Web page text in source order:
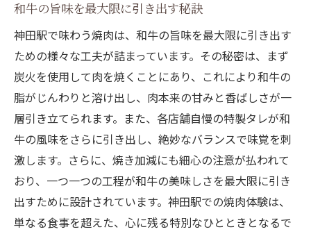
和牛の旨味を最大限に引き出す秘訣
神田駅で味わう焼肉は、和牛の旨味を最大限に引き出す
ための様々な工夫が詰まっています。その秘密は、まず
炭火を使用して肉を焼くことにあり、これにより和牛の
脂がじんわりと溶け出し、肉本来の甘みと香ばしさが一
層引き立てられます。また、各店舗自慢の特製タレが和
牛の風味をさらに引き出し、絶妙なバランスで味覚を刺
激します。さらに、焼き加減にも細心の注意が払われて
おり、一つ一つの工程が和牛の美味しさを最大限に引き
出すために設計されています。神田駅での焼肉体験は、
単なる食事を超えた、心に残る特別なひとときとなるで